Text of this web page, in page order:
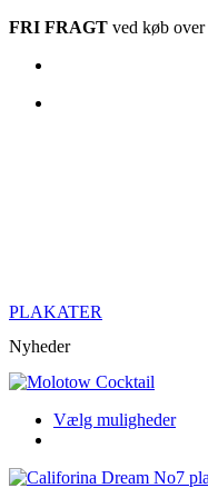
Videre
indhold
FRI FRAGT ved køb over
PLAKATER
Nyheder
Vælg mulighederDette
flere